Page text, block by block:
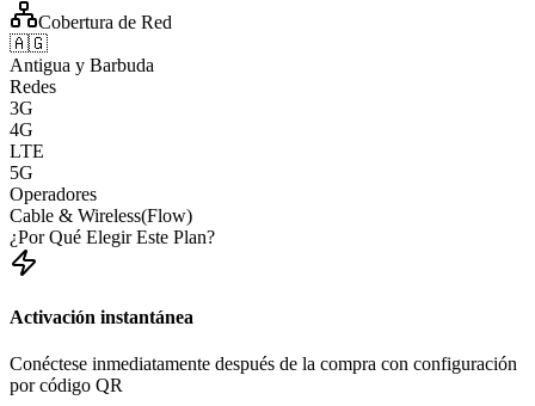
Cobertura de Red
🇦🇬
Antigua y Barbuda
Redes
3G
4G
LTE
5G
Operadores
Cable & Wireless(Flow)
¿Por Qué Elegir Este Plan?
Activación instantánea
Conéctese inmediatamente después de la compra con configuración
por código QR